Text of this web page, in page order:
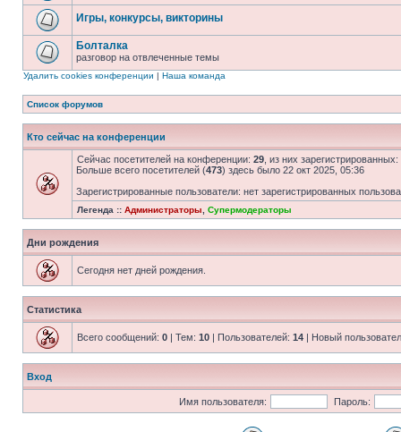
Игры, конкурсы, викторины
Болталка
разговор на отвлеченные темы
Удалить cookies конференции | Наша команда
Список форумов
Кто сейчас на конференции
Сейчас посетителей на конференции: 29 , из них
Больше всего посетителей (473) здесь было 22 окт 2025, 05:36
Зарегистрированные пользователи: нет зарегистрированных
Легенда :: Администраторы Супермодераторы
Дни рождения
Сегодня нет дней рождения.
Статистика
Всего сообщений: 0 | Тем: 10 | Пользователей: 14 | Новый
Вход
Имя пользователя: Пароль: